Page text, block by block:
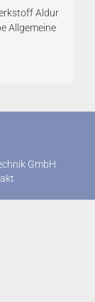
Aldur
Allgemeine
GmbH